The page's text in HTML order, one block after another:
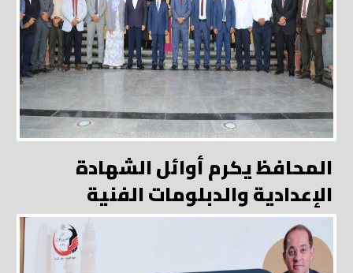
المحافظ يكرم أوائل الشهادة
الإعدادية والدبلومات الفنية